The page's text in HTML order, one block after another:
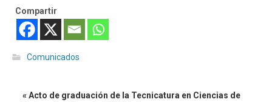
Compartir
Comunicados
« Acto de graduación de la Tecnicatura en Ciencias de